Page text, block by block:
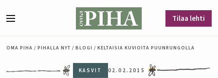
Tilaa lehti
OMA PIHA / PIHALLA NYT / BLOGI / KELTAISIA KUVIOITA PUUNRUNGOLLA
KASVIT 02.02.2015